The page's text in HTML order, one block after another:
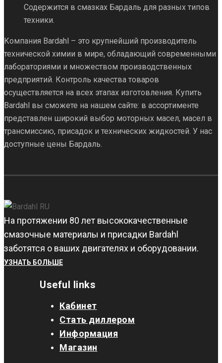
Содержится в смазках Бардаль для разных типов
техники.
Компания Bardahl – это крупнейший производитель
технической химии в мире, обладающий современными
лабораториями и множеством производственных
предприятий. Контроль качества товаров
осуществляется на всех этапах изготовления. Купить
Bardahl вы сможете на нашем сайте: в ассортименте
представлен широкий выбор моторных масел, масел в
трансмиссию, присадок и технических жидкостей. У нас
доступные цены Бардаль.
На протяжении 80 лет высококачественные
смазочные материалы и присадки Bardahl
заботятся о ваших двигателях и оборудовании.
УЗНАТЬ БОЛЬШЕ
Useful links
Кабинет
Стать диллером
Информация
Магазин